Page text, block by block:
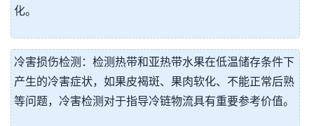
化。
冷害损伤检测：检测热带和亚热带水果在低温储存条件下
产生的冷害症状，如果皮褐斑、果肉软化、不能正常后熟
等问题，冷害检测对于指导冷链物流具有重要参考价值。